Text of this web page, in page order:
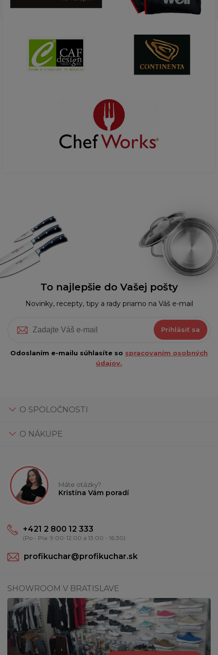
To najlepšie do Vašej pošty
Novinky, recepty, tipy a rady priamo na Váš e-mail
Prihlásiť sa
Odoslaním e-mailu súhlasíte so spracovaním osobných
údajov.
O SPOLOČNOSTI
O NÁKUPE
Máte otázky?
Kristína Vám poradí
+421 2 800 12 333
(Po - Pia: 9:00-12:00 a 13:00 - 16:30)
profikuchar@profikuchar.sk
SHOWROOM V BRATISLAVE